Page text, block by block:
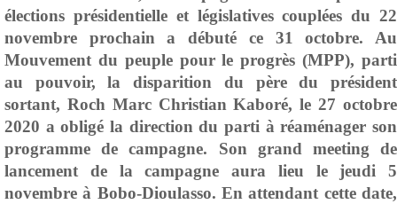
élections présidentielle et législatives couplées du 22
novembre prochain a débuté ce 31 octobre. Au
Mouvement du peuple pour le progrès (MPP), parti
au pouvoir, la disparition du père du président
sortant, Roch Marc Christian Kaboré, le 27 octobre
2020 a obligé la direction du parti à réaménager son
programme de campagne. Son grand meeting de
lancement de la campagne aura lieu le jeudi 5
novembre à Bobo-Dioulasso. En attendant cette date,